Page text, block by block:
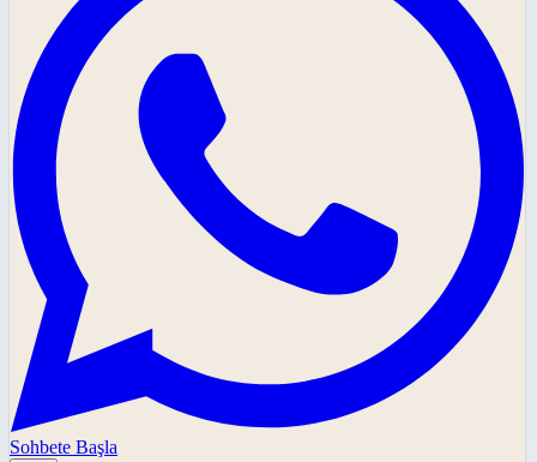
Sohbete Başla